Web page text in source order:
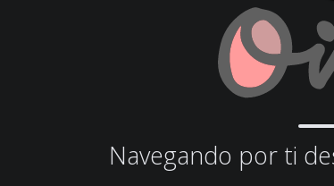
Navegando por ti